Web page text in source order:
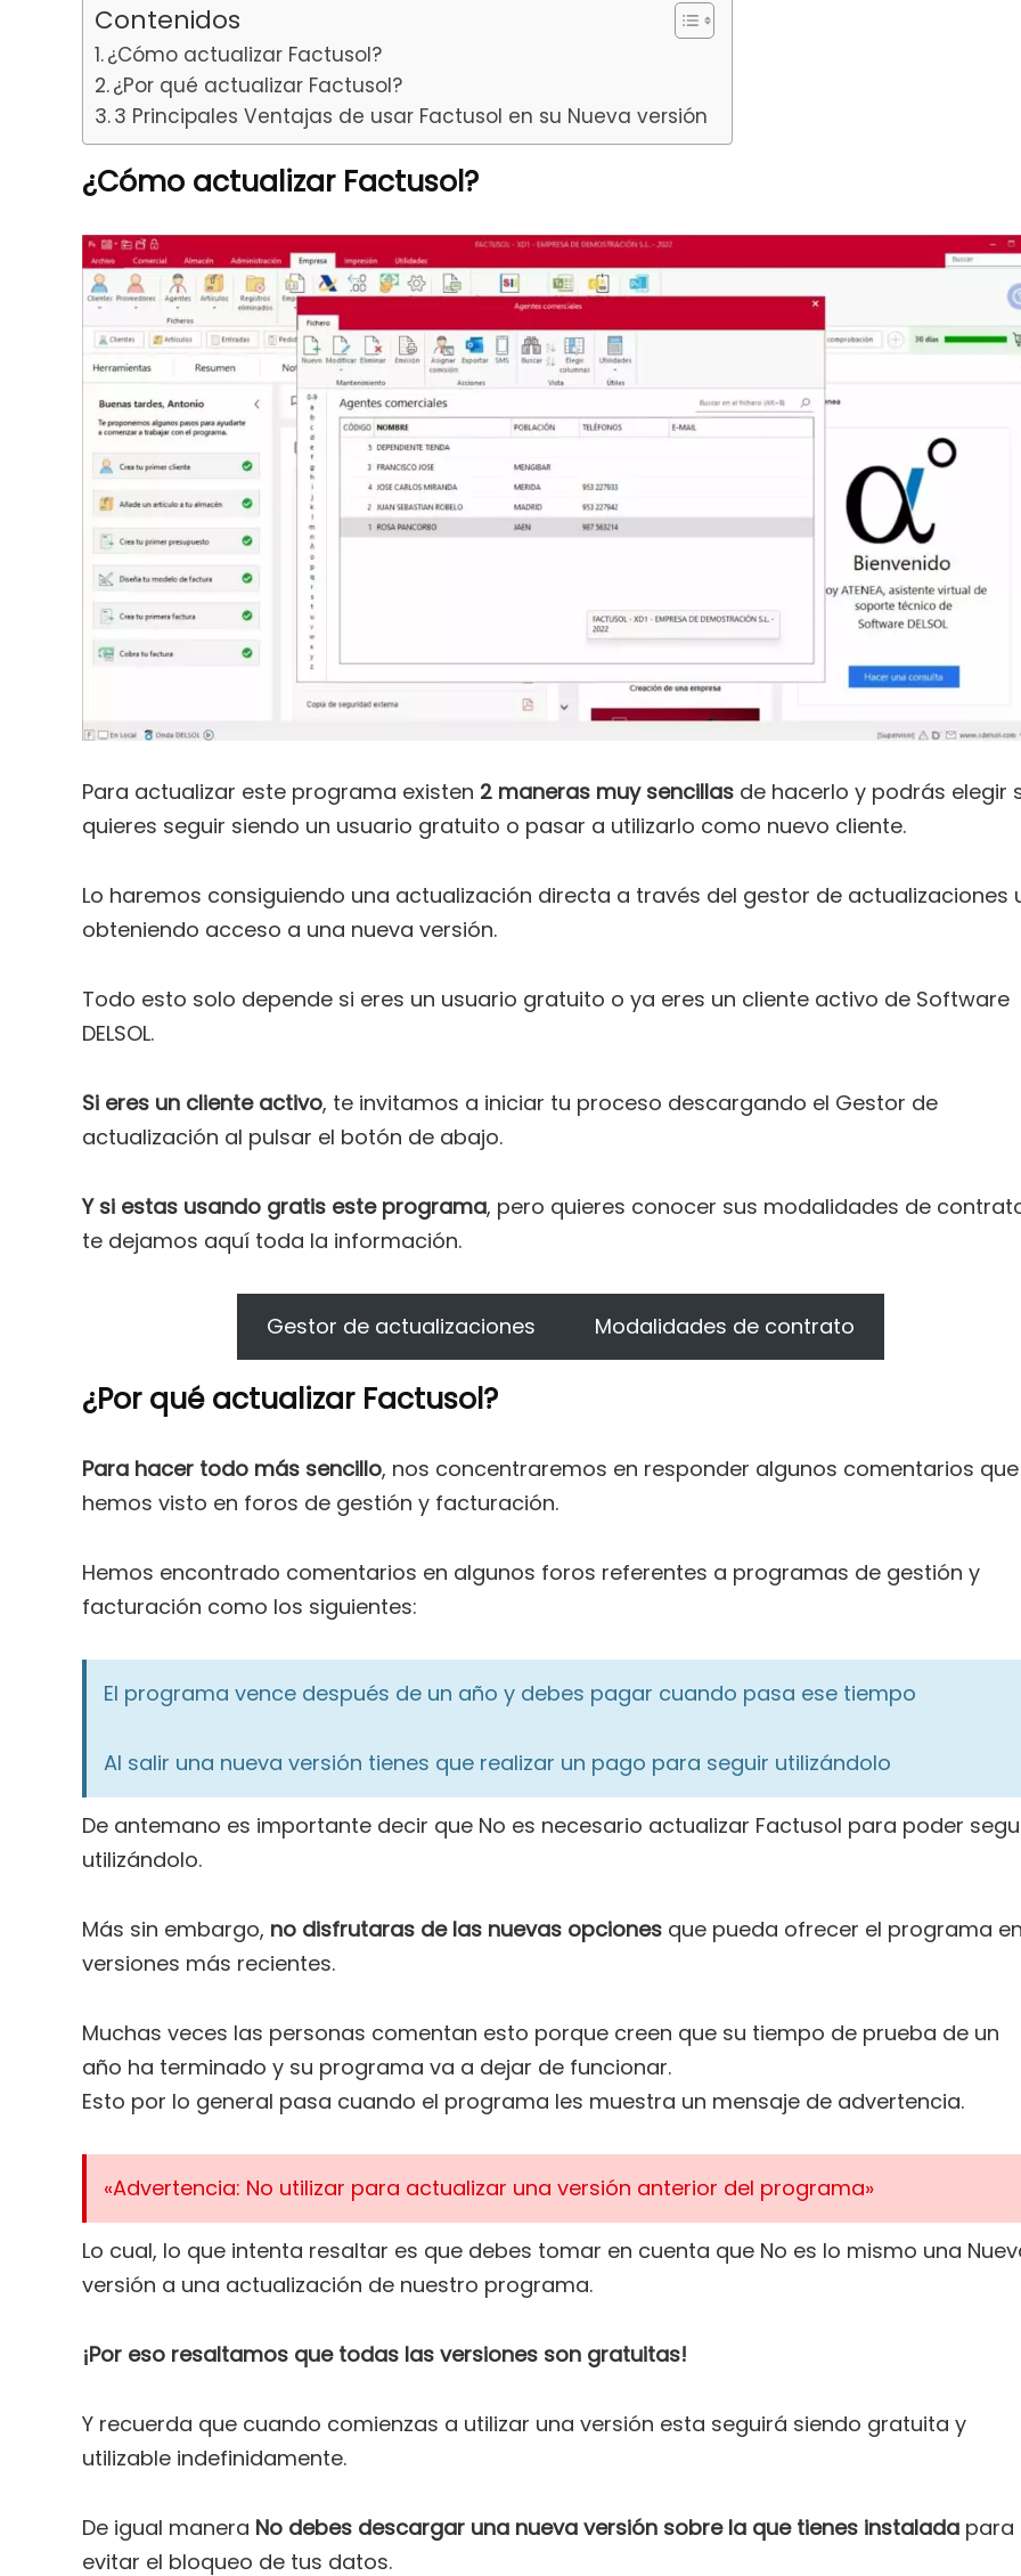
Contenidos
¿Cómo actualizar Factusol?
¿Por qué actualizar Factusol?
3 Principales Ventajas de usar Factusol en su Nueva versión
¿Cómo actualizar Factusol?
Para actualizar este programa existen 2 maneras muy sencillas de hacerlo y podrás elegir
quieres seguir siendo un usuario gratuito o pasar a utilizarlo como nuevo cliente.
Lo haremos consiguiendo una actualización directa a través del gestor de actualizaciones
obteniendo acceso a una nueva versión.
Todo esto solo depende si eres un usuario gratuito o ya eres un cliente activo de Software
DELSOL.
Si eres un cliente activo, te invitamos a iniciar tu proceso descargando el Gestor de
actualización al pulsar el botón de abajo.
Y si estas usando gratis este programa, pero quieres conocer sus modalidades de
te dejamos aquí toda la información.
Gestor de actualizaciones Modalidades de contrato
¿Por qué actualizar Factusol?
Para hacer todo más sencillo, nos concentraremos en responder algunos comentarios que
hemos visto en foros de gestión y facturación.
Hemos encontrado comentarios en algunos foros referentes a programas de gestión y
facturación como los siguientes:
El programa vence después de un año y debes pagar cuando pasa ese tiempo
Al salir una nueva versión tienes que realizar un pago para seguir utilizándolo
De antemano es importante decir que No es necesario actualizar Factusol para poder
utilizándolo.
Más sin embargo, no disfrutaras de las nuevas opciones que pueda ofrecer el programa
versiones más recientes.
Muchas veces las personas comentan esto porque creen que su tiempo de prueba de un
año ha terminado y su programa va a dejar de funcionar.
Esto por lo general pasa cuando el programa les muestra un mensaje de advertencia.
«Advertencia: No utilizar para actualizar una versión anterior del programa»
Lo cual, lo que intenta resaltar es que debes tomar en cuenta que No es lo mismo una
versión a una actualización de nuestro programa.
¡Por eso resaltamos que todas las versiones son gratuitas!
Y recuerda que cuando comienzas a utilizar una versión esta seguirá siendo gratuita y
utilizable indefinidamente.
De igual manera No debes descargar una nueva versión sobre la que tienes instalada para
evitar el bloqueo de tus datos.